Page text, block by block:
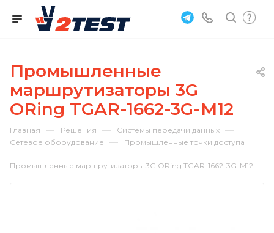
Промышленные
маршрутизаторы 3G
ORing TGAR-1662-3G-M12
Главная — Решения — Системы передачи данных —
Сетевое оборудование — Промышленные точки доступа
—
Промышленные маршрутизаторы 3G ORing TGAR-1662-3G-M12